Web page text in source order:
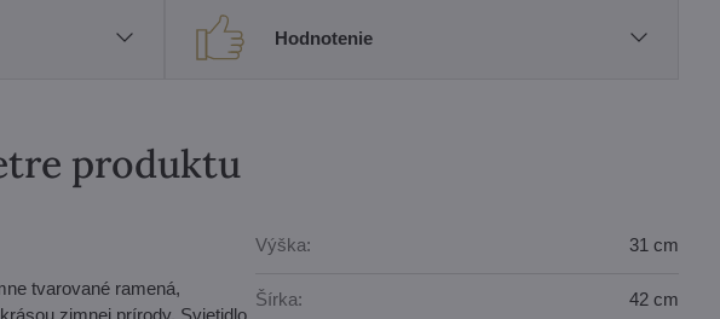
Hodnotenie
produktu
tvarované ramená,
zimnej prírody. Svietidlo
Výška: 31 cm
Šírka: 42 cm